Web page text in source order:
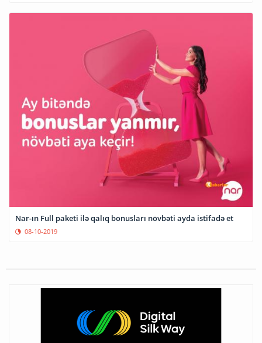
Nar-ın Full paketi ilə qalıq bonusları növbəti ayda istifadə et
08-10-2019